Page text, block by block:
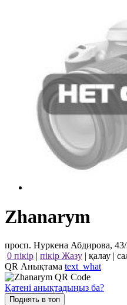
Zhanarym
просп. Нуркена Абдирова, 43/
0 пікір | пікір Жазу | қалау |
QR Анықтама text_what
Қатені анықтадыңыз ба?
Поднять в топ